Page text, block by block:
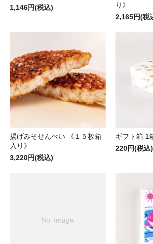
1,146円(税込)
り》
2,165円(税
揚げみそせんべい 《１５枚箱
入り》
3,220円(税込)
ギフト箱 1
220円(税込)